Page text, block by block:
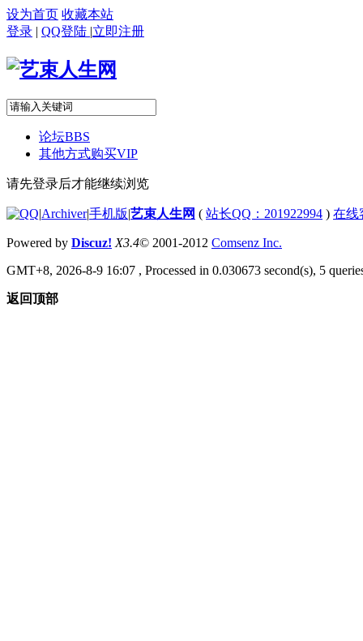
设为首页 收藏本站
登录 | QQ登陆 |立即注册
论坛BBS
其他方式购买VIP
请先登录后才能继续浏览
|Archiver|手机版|艺束人生网 ( 站长QQ：201922994 ) 在线
Powered by Discuz! X3.4© 2001-2012 Comsenz Inc.
GMT+8, 2026-8-9 16:07 , Processed in 0.030673 second(s), 5
返回顶部